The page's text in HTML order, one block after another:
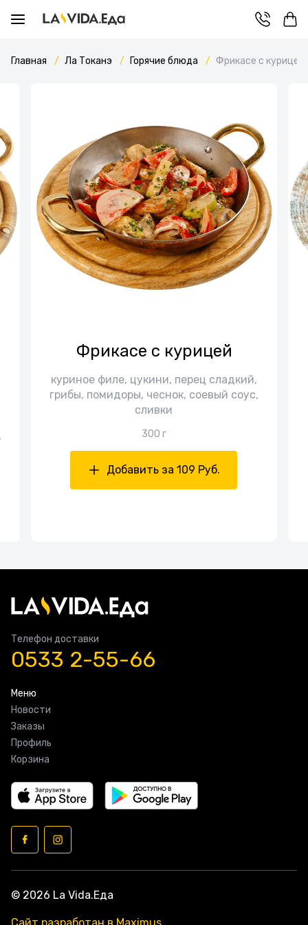
Главная Ла Токанэ Горячие блюда Фрикасе с курицей
Фрикасе с курицей
куриное филе, цукини, перец сладкий,
грибы, помидоры, чеснок, соевый соус,
сливки
300 г
Добавить за 109 Руб.
Телефон доставки
0533 2-55-66
Меню
Новости
Заказы
Профиль
Корзина
© 2026 La Vida.Еда